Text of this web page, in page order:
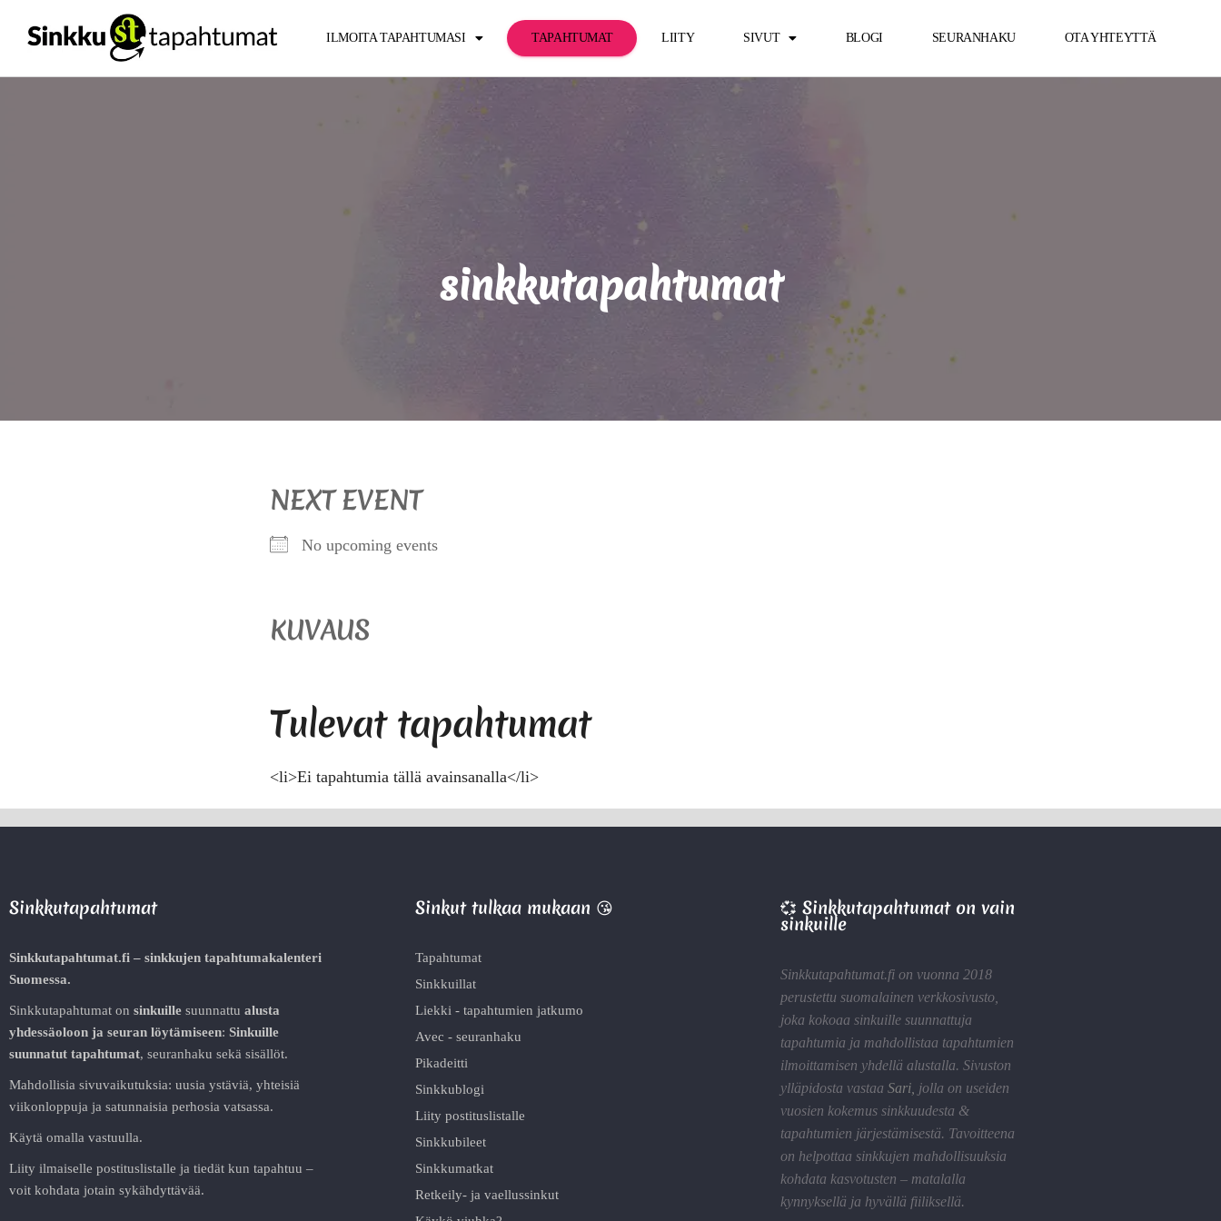
ILMOITA TAPAHTUMASI TAPAHTUMAT LIITY SIVUT BLOGI SEURANHAKU OTA YHTEYTTÄ
sinkkutapahtumat
NEXT EVENT
No upcoming events
KUVAUS
Tulevat tapahtumat
<li>Ei tapahtumia tällä avainsanalla</li>
Sinkkutapahtumat
Sinkkutapahtumat.fi – sinkkujen tapahtumakalenteri
Suomessa.
Sinkkutapahtumat on sinkuille suunnattu alusta
yhdessäoloon ja seuran löytämiseen: Sinkuille
suunnatut tapahtumat, seuranhaku sekä sisällöt.
Mahdollisia sivuvaikutuksia: uusia ystäviä, yhteisiä
viikonloppuja ja satunnaisia perhosia vatsassa.
Käytä omalla vastuulla.
Liity ilmaiselle postituslistalle ja tiedät kun tapahtuu –
voit kohdata jotain sykähdyttävää.
Sinkut tulkaa mukaan 😘
Tapahtumat
Sinkkuillat
Liekki - tapahtumien jatkumo
Avec - seuranhaku
Pikadeitti
Sinkkublogi
Liity postituslistalle
Sinkkubileet
Sinkkumatkat
Retkeily- ja vaellussinkut
💞 Sinkkutapahtumat on vain
sinkuille
Sinkkutapahtumat.fi on vuonna 2018
perustettu suomalainen verkkosivusto,
joka kokoaa sinkuille suunnattuja
tapahtumia ja mahdollistaa tapahtumien
ilmoittamisen yhdellä alustalla. Sivuston
ylläpidosta vastaa Sari, jolla on useiden
vuosien kokemus sinkkuudesta &
tapahtumien järjestämisestä. Tavoitteena
on helpottaa sinkkujen mahdollisuuksia
kohdata kasvotusten – matalalla
kynnyksellä ja hyvällä fiiliksellä.